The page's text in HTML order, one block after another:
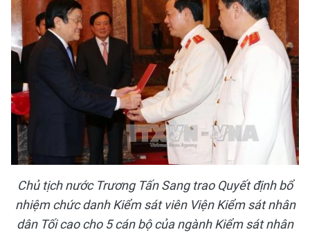
Chủ tịch nước Trương Tấn Sang trao Quyết định bổ
nhiệm chức danh Kiểm sát viên Viện Kiểm sát nhân
dân Tối cao cho 5 cán bộ của ngành Kiểm sát nhân